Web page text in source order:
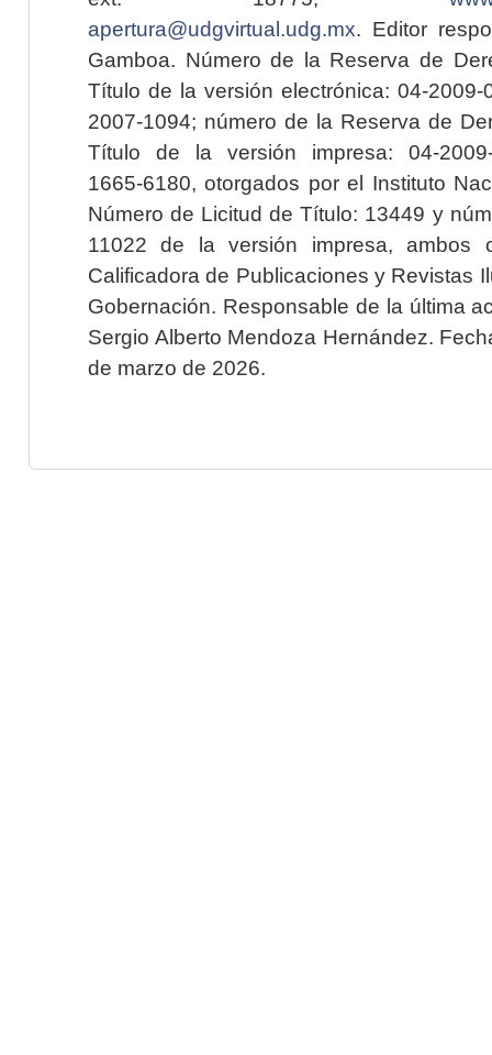
apertura@udgvirtual.udg.mx. Editor
Gamboa. Número de la Reserva de
Título de la versión electrónica: 04-2009-
2007-1094; número de la Reserva de
Título de la versión impresa: 04-2009-
1665-6180, otorgados por el Instituto
Número de Licitud de Título: 13449 y
11022 de la versión impresa, ambos
Calificadora de Publicaciones y Revistas
Gobernación. Responsable de la última
Sergio Alberto Mendoza Hernández.
de marzo de 2026.